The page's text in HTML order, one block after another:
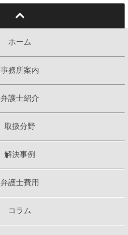
ホーム
事務所案内
弁護士紹介
取扱分野
解決事例
弁護士費用
コラム